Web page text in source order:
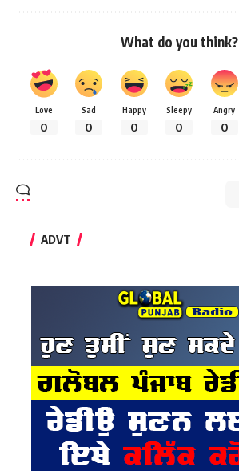
What do you think?
Love
0
Sad
0
Happy
0
Sleepy
0
Angry
0
ADVT